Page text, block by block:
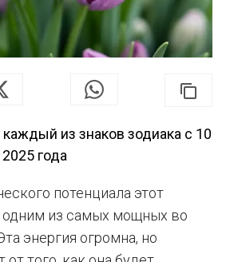
из знаков зодиака с 10
года
потенциала этот
одним из самых мощных во
энергия огромна, но